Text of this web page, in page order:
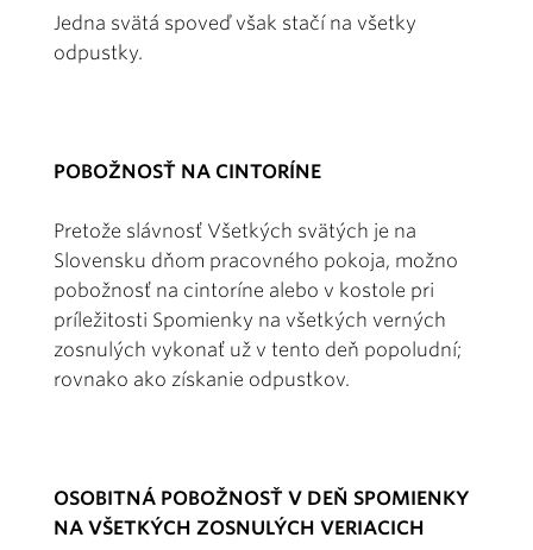
Jedna svätá spoveď však stačí na všetky
odpustky.
POBOŽNOSŤ NA CINTORÍNE
Pretože slávnosť Všetkých svätých je na
Slovensku dňom pracovného pokoja, možno
pobožnosť na cintoríne alebo v kostole pri
príležitosti Spomienky na všetkých verných
zosnulých vykonať už v tento deň popoludní;
rovnako ako získanie odpustkov.
OSOBITNÁ POBOŽNOSŤ V DEŇ SPOMIENKY
NA VŠETKÝCH ZOSNULÝCH VERIACICH